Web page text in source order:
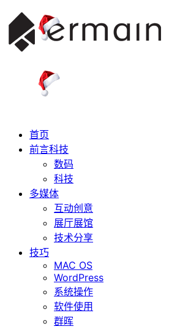
首页
前言科技
数码
科技
多媒体
互动创意
展厅展馆
技术分享
技巧
MAC OS
WordPress
系统操作
软件使用
群晖